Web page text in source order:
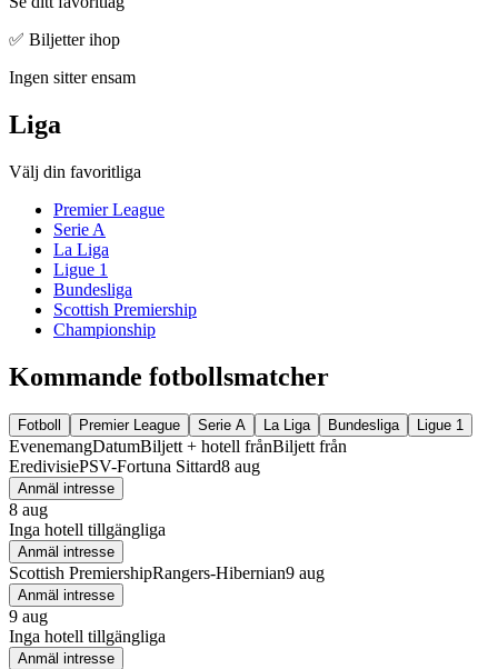
✅ Biljetter ihop
Ingen sitter ensam
Liga
Välj din favoritliga
Premier League
Serie A
La Liga
Ligue 1
Bundesliga
Scottish Premiership
Championship
Kommande fotbollsmatcher
Fotboll Premier League Serie A La Liga Bundesliga Ligue 1
EvenemangDatumBiljett + hotell frånBiljett från
EredivisiePSV-Fortuna Sittard8 aug
Anmäl intresse
8 aug
Inga hotell tillgängliga
Anmäl intresse
Scottish PremiershipRangers-Hibernian9 aug
Anmäl intresse
9 aug
Inga hotell tillgängliga
Anmäl intresse